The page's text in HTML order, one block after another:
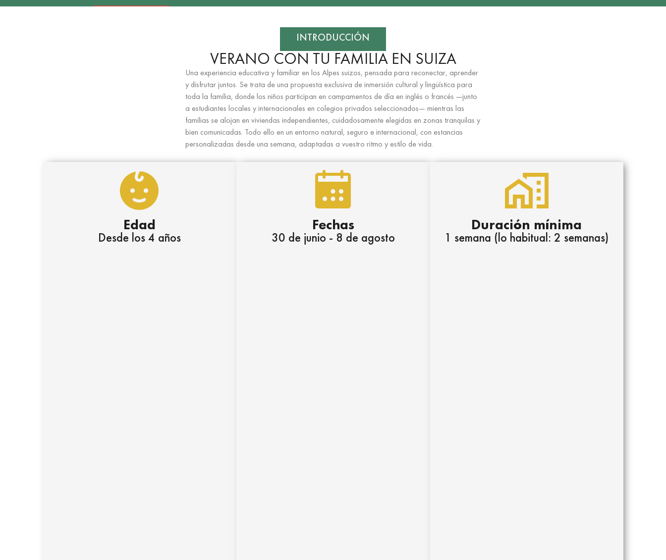
INTRODUCCIÓN
VERANO CON TU FAMILIA EN SUIZA
Una experiencia educativa y familiar en los Alpes suizos, pensada para reconectar, aprender
y disfrutar juntos. Se trata de una propuesta exclusiva de inmersión cultural y lingüística para
toda la familia, donde los niños participan en campamentos de día en inglés o francés —junto
a estudiantes locales y internacionales en colegios privados seleccionados— mientras las
familias se alojan en viviendas independientes, cuidadosamente elegidas en zonas tranquilas y
bien comunicadas. Todo ello en un entorno natural, seguro e internacional, con estancias
personalizadas desde una semana, adaptadas a vuestro ritmo y estilo de vida.
Edad
Desde los 4 años
Fechas
30 de junio - 8 de agosto
Duración mínima
1 semana (lo habitual: 2 semanas)